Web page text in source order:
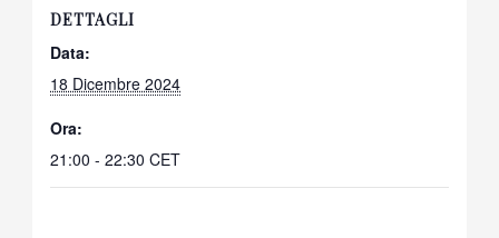
DETTAGLI
Data:
18 Dicembre 2024
Ora:
21:00 - 22:30CET